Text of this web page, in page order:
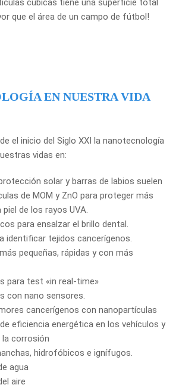
cúbicas tiene una superficie total
que el área de un campo de fútbol!
EN NUESTRA VIDA
el inicio del Siglo XXI la nanotecnología
vidas en:
solar y barras de labios suelen
de MOM y ZnO para proteger más
de los rayos UVA.
para ensalzar el brillo dental.
identificar tejidos cancerígenos.
pequeñas, rápidas y con más
para test «in real-time»
con nano sensores.
cancerígenos con nanopartículas
eficiencia energética en los vehículos y
la corrosión
hidrofóbicos e ignífugos.
agua
aire